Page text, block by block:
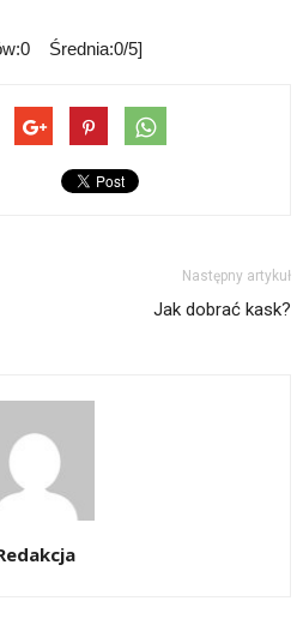
Średnia:0/5]
Następny artykuł
Jak dobrać kask?